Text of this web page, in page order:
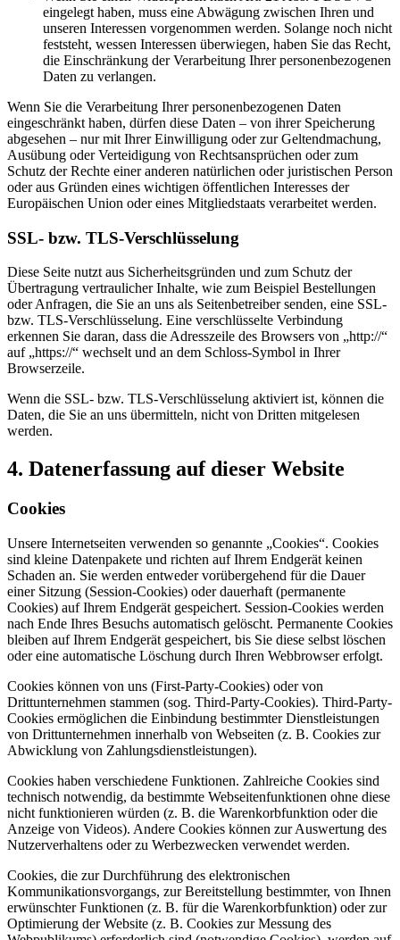
eingelegt haben, muss eine Abwägung zwischen Ihren und
unseren Interessen vorgenommen werden. Solange noch nicht
feststeht, wessen Interessen überwiegen, haben Sie das Recht,
die Einschränkung der Verarbeitung Ihrer personenbezogenen
Daten zu verlangen.
Wenn Sie die Verarbeitung Ihrer personenbezogenen Daten
eingeschränkt haben, dürfen diese Daten – von ihrer Speicherung
abgesehen – nur mit Ihrer Einwilligung oder zur Geltendmachung,
Ausübung oder Verteidigung von Rechtsansprüchen oder zum
Schutz der Rechte einer anderen natürlichen oder juristischen Person
oder aus Gründen eines wichtigen öffentlichen Interesses der
Europäischen Union oder eines Mitgliedstaats verarbeitet werden.
SSL- bzw. TLS-Verschlüsselung
Diese Seite nutzt aus Sicherheitsgründen und zum Schutz der
Übertragung vertraulicher Inhalte, wie zum Beispiel Bestellungen
oder Anfragen, die Sie an uns als Seitenbetreiber senden, eine SSL-
bzw. TLS-Verschlüsselung. Eine verschlüsselte Verbindung
erkennen Sie daran, dass die Adresszeile des Browsers von „http://“
auf „https://“ wechselt und an dem Schloss-Symbol in Ihrer
Browserzeile.
Wenn die SSL- bzw. TLS-Verschlüsselung aktiviert ist, können die
Daten, die Sie an uns übermitteln, nicht von Dritten mitgelesen
werden.
4. Datenerfassung auf dieser Website
Cookies
Unsere Internetseiten verwenden so genannte „Cookies“. Cookies
sind kleine Datenpakete und richten auf Ihrem Endgerät keinen
Schaden an. Sie werden entweder vorübergehend für die Dauer
einer Sitzung (Session-Cookies) oder dauerhaft (permanente
Cookies) auf Ihrem Endgerät gespeichert. Session-Cookies werden
nach Ende Ihres Besuchs automatisch gelöscht. Permanente Cookies
bleiben auf Ihrem Endgerät gespeichert, bis Sie diese selbst löschen
oder eine automatische Löschung durch Ihren Webbrowser erfolgt.
Cookies können von uns (First-Party-Cookies) oder von
Drittunternehmen stammen (sog. Third-Party-Cookies). Third-Party-
Cookies ermöglichen die Einbindung bestimmter Dienstleistungen
von Drittunternehmen innerhalb von Webseiten (z. B. Cookies zur
Abwicklung von Zahlungsdienstleistungen).
Cookies haben verschiedene Funktionen. Zahlreiche Cookies sind
technisch notwendig, da bestimmte Webseitenfunktionen ohne diese
nicht funktionieren würden (z. B. die Warenkorbfunktion oder die
Anzeige von Videos). Andere Cookies können zur Auswertung des
Nutzerverhaltens oder zu Werbezwecken verwendet werden.
Cookies, die zur Durchführung des elektronischen
Kommunikationsvorgangs, zur Bereitstellung bestimmter, von Ihnen
erwünschter Funktionen (z. B. für die Warenkorbfunktion) oder zur
Optimierung der Website (z. B. Cookies zur Messung des